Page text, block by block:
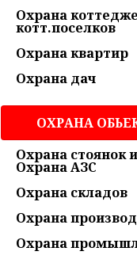
Охрана
котт.поселков
Охрана квартир
Охрана дач
Охрана стоянок
Охрана АЗС
Охрана складов
Охрана
Охрана
ОХРАНА